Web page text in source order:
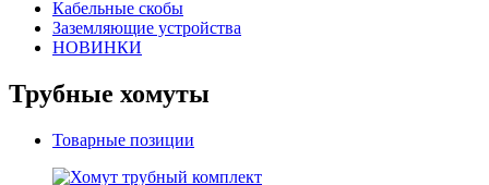
Кабельные скобы
Заземляющие устройства
НОВИНКИ
Трубные хомуты
Товарные позиции